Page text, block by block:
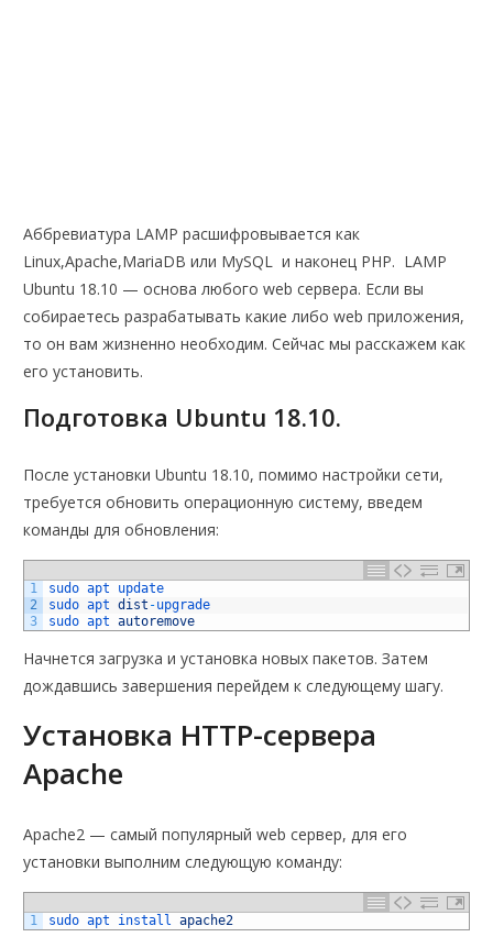
Аббревиатура LAMP расшифровывается как
Linux,Apache,MariaDB или MySQL и наконец PHP. LAMP
Ubuntu 18.10 — основа любого web сервера. Если вы
собираетесь разрабатывать какие либо web приложения,
то он вам жизненно необходим. Сейчас мы расскажем как
его установить.
Подготовка Ubuntu 18.10.
После установки Ubuntu 18.10, помимо настройки сети,
требуется обновить операционную систему, введем
команды для обновления:
1
2
3
sudo apt update
sudo apt dist -upgrade
sudo apt autoremove
Начнется загрузка и установка новых пакетов. Затем
дождавшись завершения перейдем к следующему шагу.
Установка HTTP-сервера
Apache
Apache2 — самый популярный web сервер, для его
установки выполним следующую команду:
1 sudo apt install apache2